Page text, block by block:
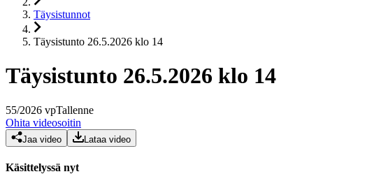
Täysistunnot
Täysistunto 26.5.2026 klo 14
Täysistunto 26.5.2026 klo 14
55/2026 vpTallenne
Ohita videosoitin
Jaa video Lataa video
Käsittelyssä nyt